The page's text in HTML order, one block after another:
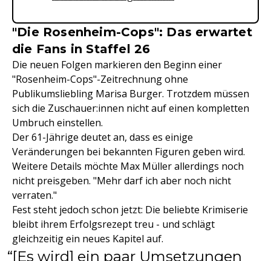
"Die Rosenheim-Cops": Das erwartet
die Fans in Staffel 26
Die neuen Folgen markieren den Beginn einer
"Rosenheim-Cops"-Zeitrechnung ohne
Publikumsliebling Marisa Burger. Trotzdem müssen
sich die Zuschauer:innen nicht auf einen kompletten
Umbruch einstellen.
Der 61-Jährige deutet an, dass es einige
Veränderungen bei bekannten Figuren geben wird.
Weitere Details möchte Max Müller allerdings noch
nicht preisgeben. "Mehr darf ich aber noch nicht
verraten."
Fest steht jedoch schon jetzt: Die beliebte Krimiserie
bleibt ihrem Erfolgsrezept treu - und schlägt
gleichzeitig ein neues Kapitel auf.
[Es wird] ein paar Umsetzungen